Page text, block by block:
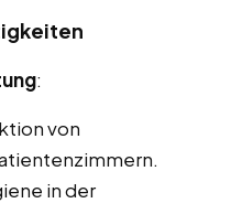
:
von
in der